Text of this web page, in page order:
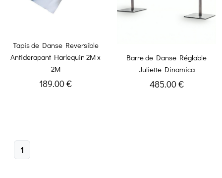
Tapis de Danse Reversible
Antiderapant Harlequin 2M x
2M
189.00 €
Barre de Danse Réglable
Juliette Dinamica
485.00 €
1